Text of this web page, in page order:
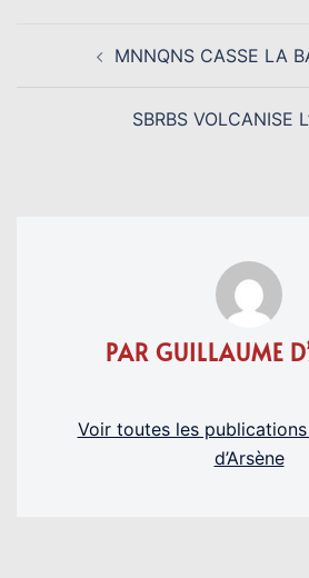
D’ARTICLEMNNQNS CASSE LA
SBRBS VOLCANISE
PAR GUILLAUME
Voir toutes les
d’Arsène